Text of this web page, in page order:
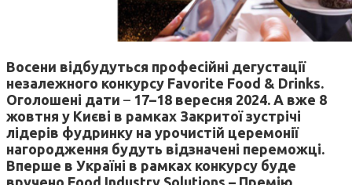
Восени відбудуться професійні дегустації
незалежного конкурсу Favorite Food & Drinks.
Оголошені дати – 17–18 вересня 2024. А вже 8
жовтня у Києві в рамках Закритої зустрічі
лідерів фудринку на урочистій церемонії
нагородження будуть відзначені переможці.
Вперше в Україні в рамках конкурсу буде
вручено Food Industry Solutions – Премію